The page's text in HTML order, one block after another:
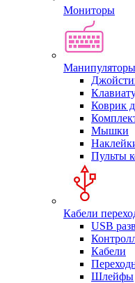
Мониторы
Манипуляторы
Коврик
Мышки
Пульты
Кабели
USB
Кабели
Шлейфы